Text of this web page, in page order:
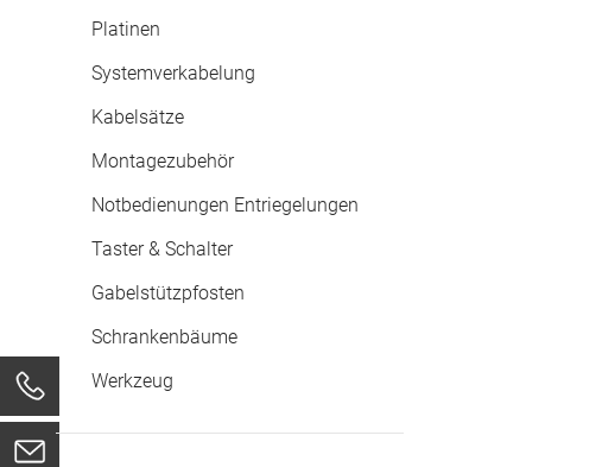
Platinen
Systemverkabelung
Kabelsätze
Montagezubehör
Notbedienungen Entriegelungen
Taster & Schalter
Gabelstützpfosten
Schrankenbäume
Werkzeug